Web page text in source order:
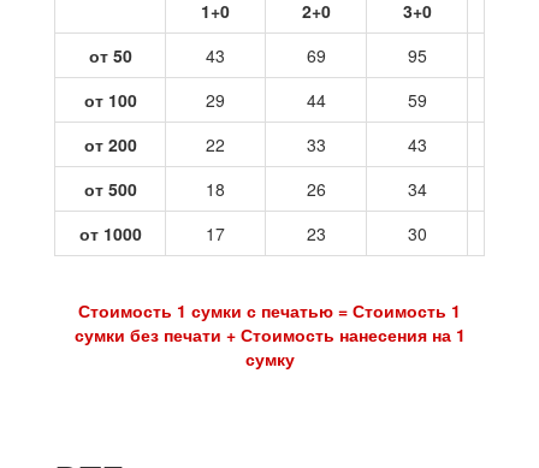
1+0
2+0 3+0
от 50
43 69 95
от 100
29 44 59
от 200
22 33 43
от 500
18 26 34
от 1000
17 23 30
Стоимость 1 сумки с печатью = Стоимость 1
сумки без печати + Стоимость нанесения на 1
сумку